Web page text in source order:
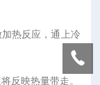
热反应，通上冷
反映热量带走。